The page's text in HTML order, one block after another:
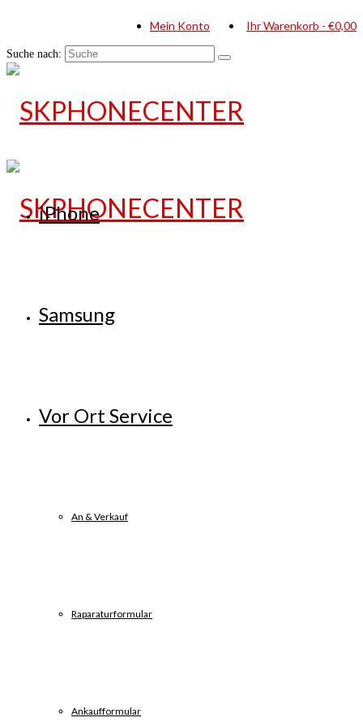
Mein Konto Ihr Warenkorb - €0,00
Suche nach:
iPhone
Samsung
Vor Ort Service
An & Verkauf
Raparaturformular
Ankaufformular